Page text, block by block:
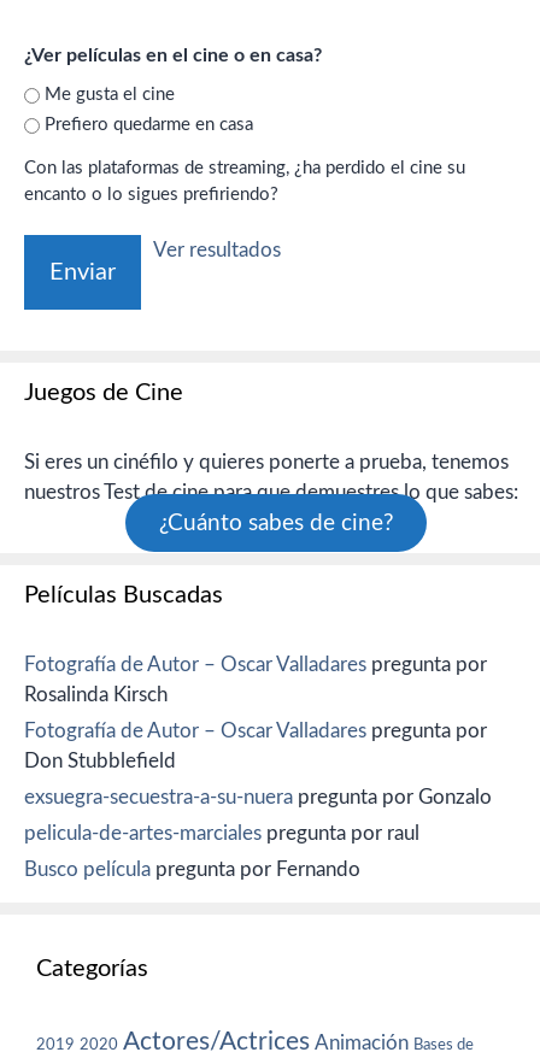
¿Ver películas en el cine o en casa?
Me gusta el cine
Prefiero quedarme en casa
Con las plataformas de streaming, ¿ha perdido el cine su
encanto o lo sigues prefiriendo?
Ver resultados
Juegos de Cine
Si eres un cinéfilo y quieres ponerte a prueba, tenemos
nuestros Test de cine para que demuestres lo que sabes:
¿Cuánto sabes de cine?
Películas Buscadas
Fotografía de Autor – Oscar Valladares pregunta por
Rosalinda Kirsch
Fotografía de Autor – Oscar Valladares pregunta por
Don Stubblefield
exsuegra-secuestra-a-su-nuera pregunta por Gonzalo
pelicula-de-artes-marciales pregunta por raul
Busco película pregunta por Fernando
Categorías
2019 2020 Actores/Actrices Animación Bases de